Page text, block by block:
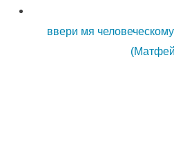
ввери мя